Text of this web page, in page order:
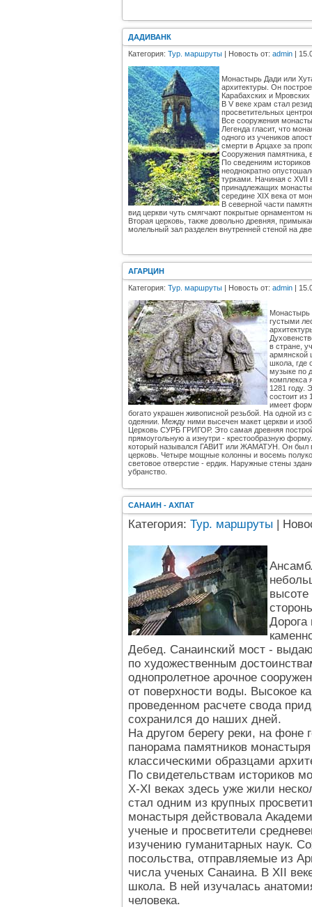
ДАДИВАНК
Категория: Тур. маршруты | Новость от: admin |
Монастырь Дади или
архитектуры. Он
Карабахских и Мровских
В V веке храм стал
просветительных
Все сооружения
Легенда гласит, что
одного из учеников
смерти в Арцахе за
Сооружения памятника,
По сведениям
неоднократно
турками. Начиная с ХVII
принадлежащих
середине ХIХ века от
В северной части
вид церкви чуть смягчают покрытые орнаментом
Вторая церковь, также довольно древняя,
молельный зал разделен внутренней стеной на
АГАРЦИН
Категория: Тур. маршруты | Новость от: admin |
Монастырь
густыми
в стране,
армянской
школа, где
музыке по
комплекса
1281 году.
состоит из
имеет
богато украшен живописной резьбой. На одной
одеянии. Между ними высечен макет церкви и
Церковь СУРБ ГРИГОР. Это самая древняя
прямоугольную а изнутри - крестообразную
который назывался ГАВИТ или ЖАМАТУН. Он был
церковь. Четыре мощные колонны и восемь
световое отверстие - ердик. Наружные стены
убранство.
CАНАИН - АХПАТ
Категория: Тур. маршруты |
Дорога
Дебед. Санаинский мост -
по художественным
однопролетное арочное
от поверхности воды. Высокое
проведенном расчете свода
сохранился до наших дней.
На другом берегу реки, на фоне
панорама памятников
классическими образцами
По свидетельствам историков
Х-ХI веках здесь уже жили
стал одним из крупных
монастыря действовала
ученые и просветители
изучению гуманитарных наук.
посольства, отправляемые из
числа ученых Санаина. В ХII
школа. В ней изучалась
человека.